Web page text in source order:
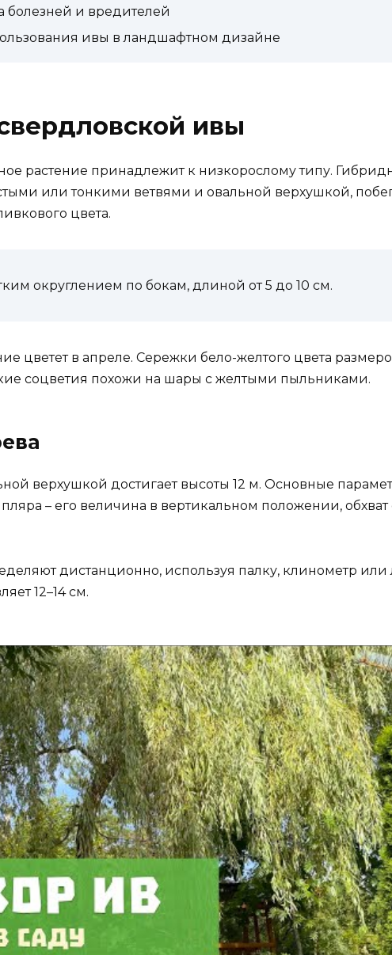
болезней и вредителей
ивы в ландшафтном дизайне
ивы
растение принадлежит к низкорослому типу.
или тонкими ветвями и овальной верхушкой,
цвета.
округлением по бокам, длиной от 5 до 10 см.
цветет в апреле. Сережки бело-желтого цвета
соцветия похожи на шары с желтыми пыльниками.
верхушкой достигает высоты 12 м. Основные
– его величина в вертикальном положении, обхват
дистанционно, используя палку, клинометр или
12–14 см.